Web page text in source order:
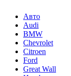
Авто
Audi
BMW
Chevrolet
Citroen
Ford
Great Wall